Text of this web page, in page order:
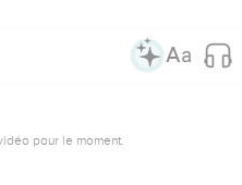
pour le moment.